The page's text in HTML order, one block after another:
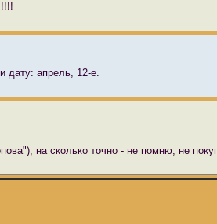
дату: апрель, 12-е.
на сколько точно - не помню, не